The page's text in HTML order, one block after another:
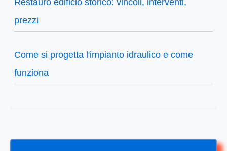
prezzi
Come si progetta l'impianto idraulico e come
funziona